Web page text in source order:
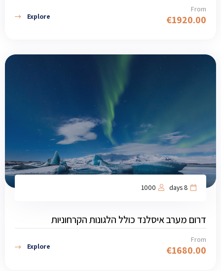
From
€1920.00
Explore
8 days
1000
דרום מערב איסלנד כולל הלגונות הקרחוניות
From
€1680.00
Explore